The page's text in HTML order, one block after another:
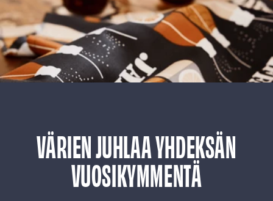
VÄRIEN JUHLAA YHDEKSÄN
VUOSIKYMMENTÄ